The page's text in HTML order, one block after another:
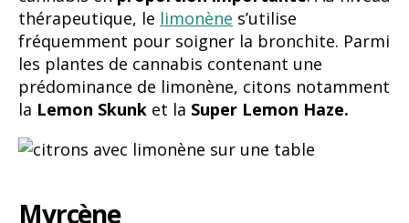
thérapeutique, le limonène s’utilise
fréquemment pour soigner la bronchite. Parmi
les plantes de cannabis contenant une
prédominance de limonène, citons notamment
la Lemon Skunk et la Super Lemon Haze.
Myrcène